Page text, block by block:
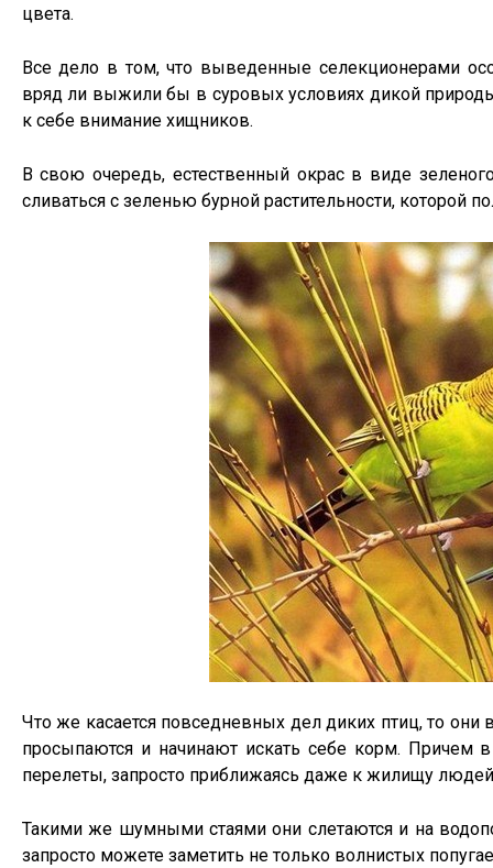
цвета.
Все дело в том, что выведенные селекционерами
вряд ли выжили бы в суровых условиях дикой
к себе внимание хищников.
В свою очередь, естественный окрас в виде
сливаться с зеленью бурной растительности, которой
Что же касается повседневных дел диких птиц, то
просыпаются и начинают искать себе корм. Причем
перелеты, запросто приближаясь даже к жилищу
Такими же шумными стаями они слетаются и на
запросто можете заметить не только волнистых